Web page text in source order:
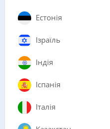
Естонія
Ізраїль
Індія
Іспанія
Італія